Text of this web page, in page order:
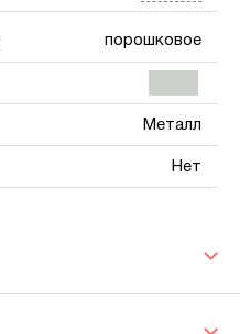
порошковое
Металл
Нет